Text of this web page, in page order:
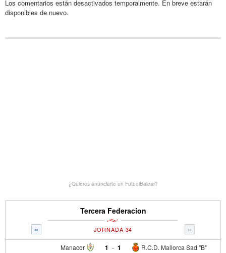
Los comentarios están desactivados temporalmente. En breve estarán
disponibles de nuevo.
¿Quieres anunciarte en FutbolBalear?
Tercera Federacion
« »
JORNADA 34
Manacor 1 - R.C.D. Mallorca Sad "B"
1